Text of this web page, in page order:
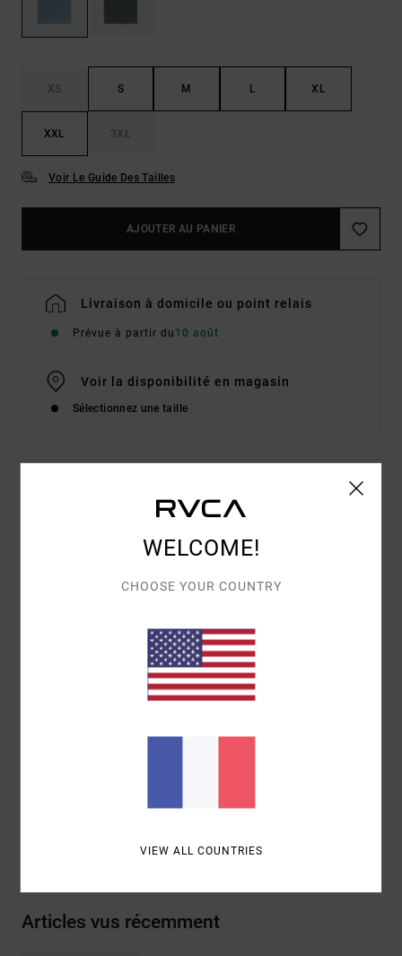
XS S M L XL
XXL 3XL
Voir Le Guide Des Tailles
AJOUTER AU PANIER
Livraison à domicile ou point relais
Prévue à partir du 10 août
Voir la disponibilité en magasin
Sélectionnez une taille
Code couleurslk0
coton biologique [200 g/m²]
coupe Relaxed
col côtelé
Logo brodé sur le devant
Livraison & Retours
Articles vus récemment
WELCOME!
CHOOSE YOUR COUNTRY
VIEW ALL COUNTRIES